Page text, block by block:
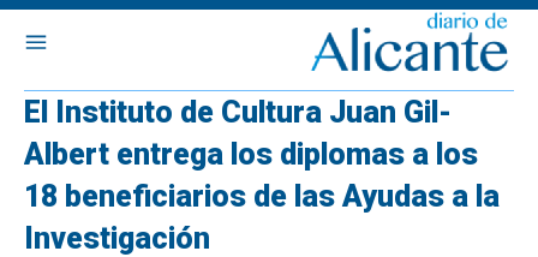
El Instituto de Cultura Juan Gil-
Albert entrega los diplomas a los
18 beneficiarios de las Ayudas a la
Investigación